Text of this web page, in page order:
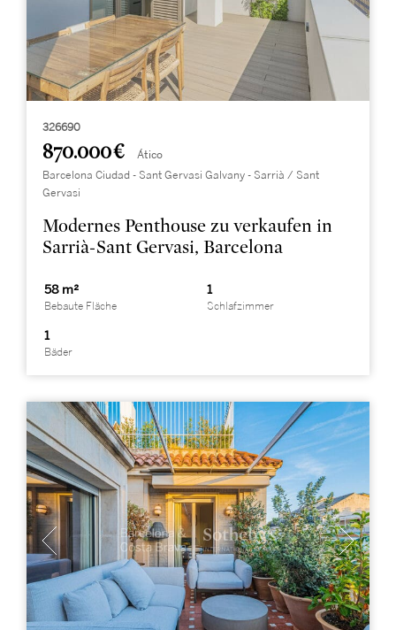
326690
870.000 € Ático
Barcelona Ciudad - Sant Gervasi Galvany - Sarrià / Sant
Gervasi
Modernes Penthouse zu verkaufen in
Sarrià-Sant Gervasi, Barcelona
58 m²
Bebaute Fläche
1
Schlafzimmer
1
Bäder